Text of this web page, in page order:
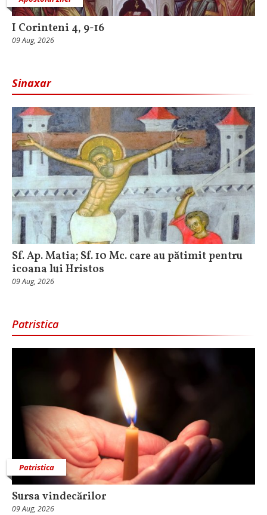
I Corinteni 4, 9-16
09 Aug, 2026
Sinaxar
Sf. Ap. Matia; Sf. 10 Mc. care au pătimit pentru
icoana lui Hristos
09 Aug, 2026
Patristica
Patristica
Sursa vindecărilor
09 Aug, 2026